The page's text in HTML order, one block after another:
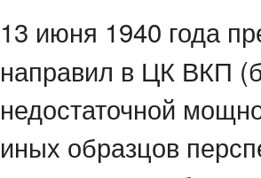
13 июня 1940 года
направил в ЦК ВКП
недостаточной
иных образцов